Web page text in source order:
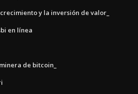
y la inversión de valor_
en línea
de bitcoin_